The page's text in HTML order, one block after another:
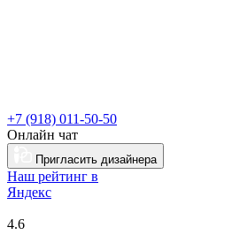
+7 (918) 011-50-50
Онлайн чат
Пригласить дизайнера
Наш рейтинг в
Яндекс
4.6